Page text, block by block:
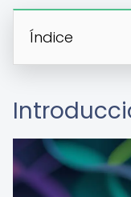
Índice